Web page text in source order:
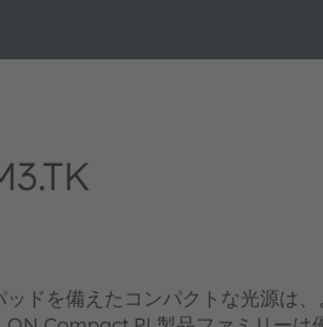
ッドを備えたコンパクトな光源は